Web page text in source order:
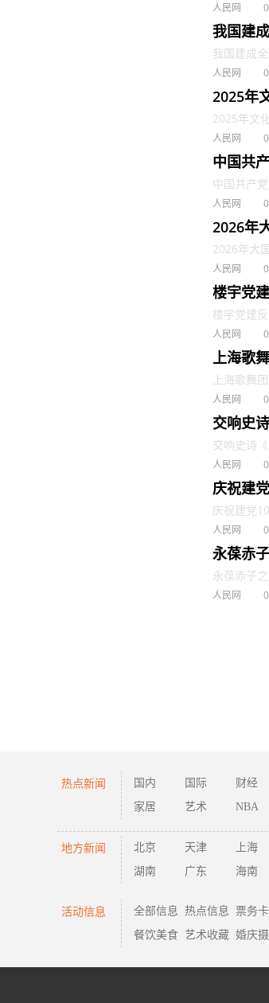
人民网
我国建
我国建成
人民网
2025年
2025年文
人民网
中国共
中国共产
人民网
2026年
2026年大
人民网
楼宇党
楼宇党建
人民网
上海歌
上海歌舞
人民网
交响史
交响史诗
人民网
庆祝建
庆祝建党
人民网
永葆赤
永葆赤子
人民网
热点新闻 国内 国际 财经
家居
艺术 NBA
地方新闻 北京 天津 上海
湖南
广东 海南
活动信息 全部信息 热点信息 票务
餐饮美食 艺术收藏 婚庆